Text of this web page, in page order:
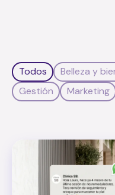
Todos Belleza y
Gestión
Marketing